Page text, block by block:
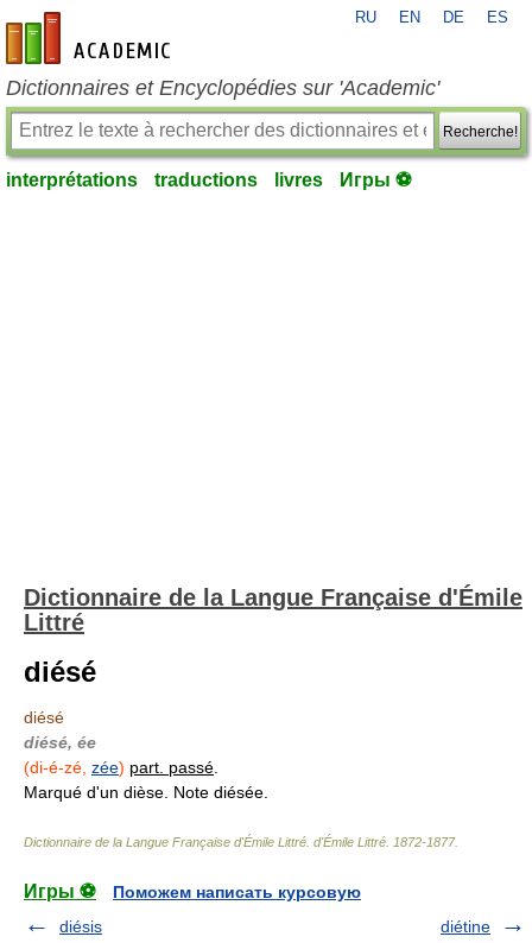
fr-academic.com
RU EN DE ES
Dictionnaires et Encyclopédies sur 'Academic'
Recherche!
interprétations traductions livres Игры ⚽
Dictionnaire de la Langue Française d'Émile
Littré
diésé
diésé
diésé, ée
(di-é-zé, zée) part. passé
Marqué d'un dièse. Note diésée.
Dictionnaire de la Langue Française d'Émile Littré d'Émile Littré 1872-1877.
Игры ⚽
Поможем написать курсовую
diésis
diétine